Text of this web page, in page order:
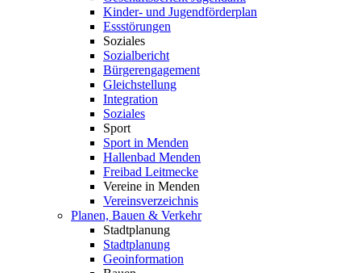
Kinder- und Jugendförderplan
Essstörungen
Soziales
Sozialbericht
Bürgerengagement
Gleichstellung
Integration
Soziales
Sport
Sport in Menden
Hallenbad Menden
Freibad Leitmecke
Vereine in Menden
Vereinsverzeichnis
Planen, Bauen & Verkehr
Stadtplanung
Stadtplanung
Geoinformation